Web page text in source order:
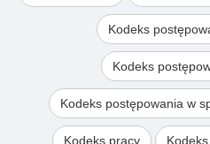
Kodeks
Kodeks
Kodeks postępowania w
Kodeks pracy